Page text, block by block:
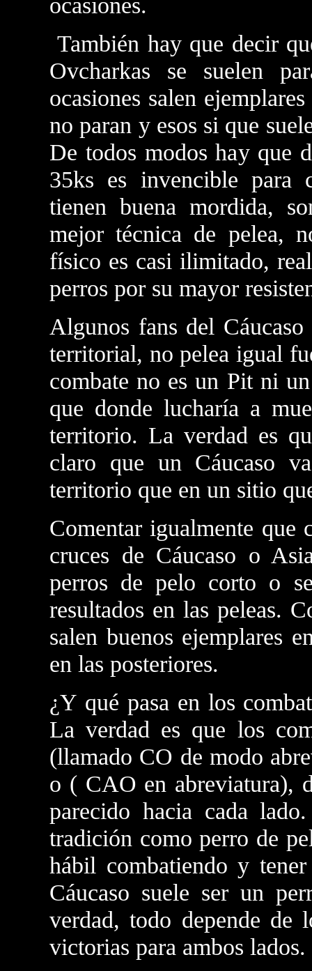
También hay que decir
Ovcharkas se suelen
ocasiones salen
no paran y esos si que
De todos modos hay que
35ks es invencible para
tienen buena mordida,
mejor técnica de pelea,
físico es casi ilimitado,
perros por su mayor
Algunos fans del
territorial, no pelea igual
combate no es un Pit ni
que donde lucharía a
territorio. La verdad es
claro que un Cáucaso
territorio que en un sitio
Comentar igualmente que
cruces de Cáucaso o
perros de pelo corto o
resultados en las peleas.
salen buenos ejemplares
en las posteriores.
¿Y qué pasa en los
La verdad es que los
(llamado CO de modo
o ( CAO en abreviatura),
parecido hacia cada
tradición como perro de
hábil combatiendo y
Cáucaso suele ser un
verdad, todo depende de
victorias para ambos lados.